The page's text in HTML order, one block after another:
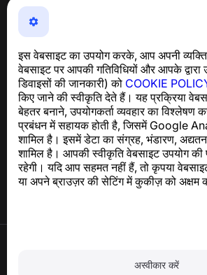
इस वेबसाइट का उपयोग करके, आप अपनी
वेबसाइट पर आपकी गतिविधियों और आपके द्वारा
डिवाइसों की जानकारी) को COOKIE
किए जाने की स्वीकृति देते हैं। यह प्रक्रिया
बेहतर बनाने, उपयोगकर्ता व्यवहार का विश्लेषण
प्रबंधन में सहायक होती है, जिसमें Google
शामिल है। इसमें डेटा का संग्रह, भंडारण,
शामिल है। आपकी स्वीकृति वेबसाइट उपयोग
रहेगी। यदि आप सहमत नहीं हैं, तो कृपया
या अपने ब्राउज़र की सेटिंग में कुकीज़ को अक्षम
अस्वीकार करें
NumBuster © 2013—2026 ·
एक उपयोग में आसान ऐप जो आपको फोन घोटालों,
GDPR अनुपालन से संबंधित पूछताछ के लिए:
support@numbuster.com
सहायता केंद्र
समाचार और लेख
परियोजना के बारे में
संपर्क